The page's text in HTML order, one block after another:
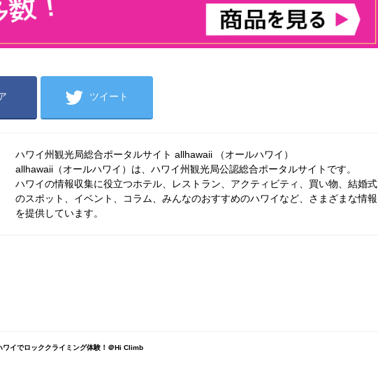
ツイート
ハワイ州観光局総合ポータルサイト allhawaii （オールハワイ）
allhawaii（オールハワイ）は、ハワイ州観光局公認総合ポータルサイトです。
ハワイの情報収集に役立つホテル、レストラン、アクティビティ、買い物、結婚式
のスポット、イベント、コラム、みんなのおすすめのハワイなど、さまざまな情報
を提供しています。
ワイでロッククライミング体験！＠Hi Climb